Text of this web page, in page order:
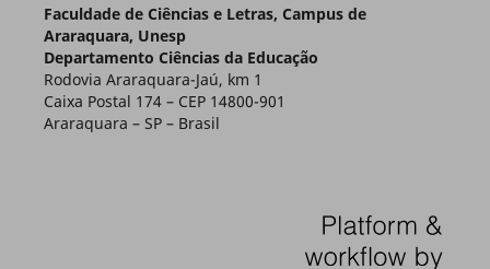
Faculdade de Ciências e Letras, Campus de
Araraquara, Unesp
Departamento Ciências da Educação
Rodovia Araraquara-Jaú, km 1
Caixa Postal 174 – CEP 14800-901
Araraquara – SP – Brasil